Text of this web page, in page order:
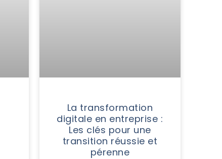
La transformation
digitale en entreprise :
Les clés pour une
transition réussie et
pérenne